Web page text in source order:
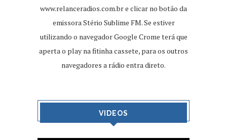
www.relanceradios.com.bre clicar no botão da
emissora Stério Sublime FM. Se estiver
utilizando o navegador Google Crome terá que
aperta o play na fitinha cassete, para os outros
navegadores a rádio entra direto.
VIDEOS